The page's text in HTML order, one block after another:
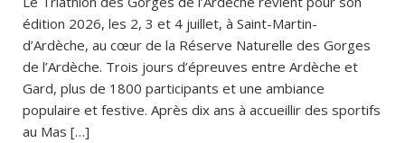
édition 2026, les 2, 3 et 4 juillet, à Saint-Martin-
d’Ardèche, au cœur de la Réserve Naturelle des Gorges
de l’Ardèche. Trois jours d’épreuves entre Ardèche et
Gard, plus de 1800 participants et une ambiance
populaire et festive. Après dix ans à accueillir des sportifs
au Mas […]